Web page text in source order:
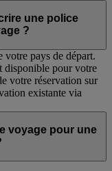
une police
?
votre pays de départ.
disponible pour votre
votre réservation sur
existante via
voyage pour une